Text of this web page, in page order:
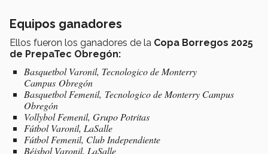
Equipos ganadores
Ellos fueron los ganadores de la Copa Borregos 2025
de PrepaTec Obregón:
Basquetbol Varonil, Tecnologico de Monterry
Campus Obregón
Basquetbol Femenil, Tecnologico de Monterry Campus
Obregón
Vollybol Femenil, Grupo Potritas
Fútbol Varonil, LaSalle
Fútbol Femenil, Club Independiente
Béisbol Varonil, LaSalle